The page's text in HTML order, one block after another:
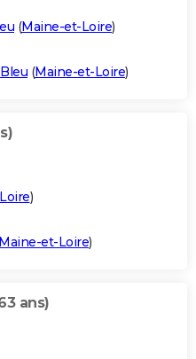
(Maine-et-Loire)
(Maine-et-Loire)
)
et-Loire)
ans)